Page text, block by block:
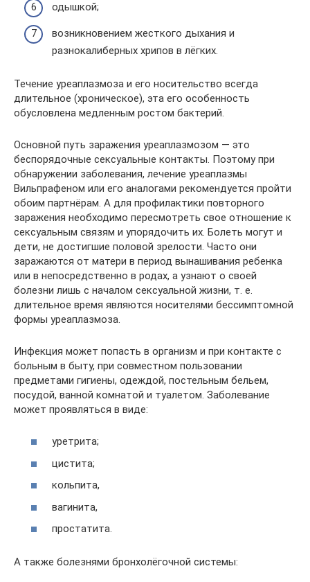
одышкой;
возникновением жесткого дыхания и
разнокалиберных хрипов в лёгких.
Течение уреаплазмоза и его носительство всегда
длительное (хроническое), эта его особенность
обусловлена медленным ростом бактерий.
Основной путь заражения уреаплазмозом — это
беспорядочные сексуальные контакты. Поэтому при
обнаружении заболевания, лечение уреаплазмы
Вильпрафеном или его аналогами рекомендуется пройти
обоим партнёрам. А для профилактики повторного
заражения необходимо пересмотреть свое отношение к
сексуальным связям и упорядочить их. Болеть могут и
дети, не достигшие половой зрелости. Часто они
заражаются от матери в период вынашивания ребенка
или в непосредственно в родах, а узнают о своей
болезни лишь с началом сексуальной жизни, т. е.
длительное время являются носителями бессимптомной
формы уреаплазмоза.
Инфекция может попасть в организм и при контакте с
больным в быту, при совместном пользовании
предметами гигиены, одеждой, постельным бельем,
посудой, ванной комнатой и туалетом. Заболевание
может проявляться в виде:
уретрита;
цистита;
кольпита,
вагинита,
простатита.
А также болезнями бронхолёгочной системы: